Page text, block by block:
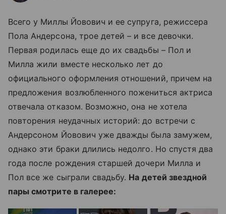
Всего у Миллы Йовович и ее супруга, режиссера
Пола Андерсона, трое детей – и все девочки.
Первая родилась еще до их свадьбы – Пол и
Милла жили вместе несколько лет до
официального оформления отношений, причем на
предложения возлюбленного пожениться актриса
отвечала отказом. Возможно, она не хотела
повторения неудачных историй: до встречи с
Андерсоном Йовович уже дважды была замужем,
однако эти браки длились недолго. Но спустя два
года после рождения старшей дочери Милла и
Пол все же сыграли свадьбу. На детей звездной
пары смотрите в галерее: